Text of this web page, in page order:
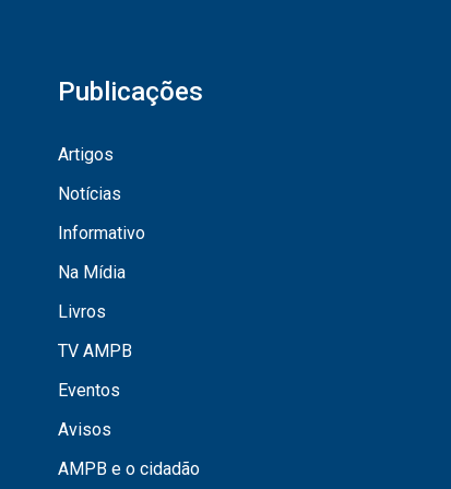
Publicações
Artigos
Notícias
Informativo
Na Mídia
Livros
TV AMPB
Eventos
Avisos
AMPB e o cidadão